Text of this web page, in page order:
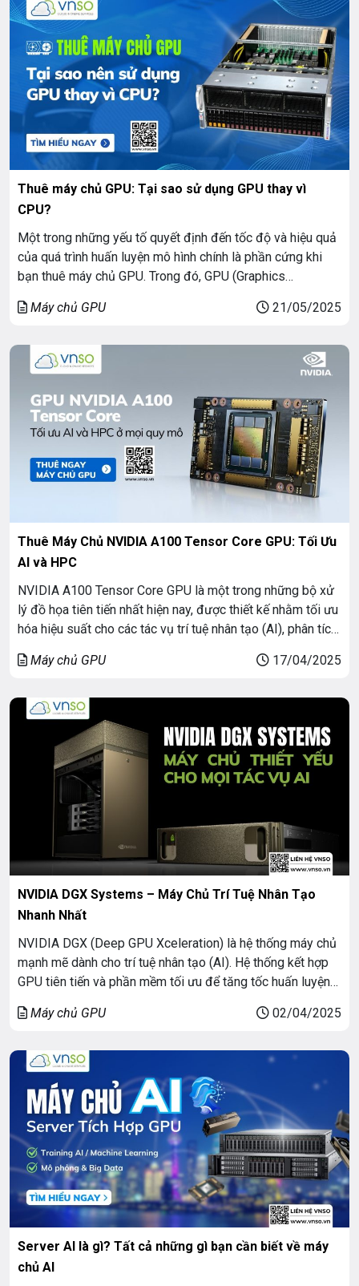
Thuê máy chủ GPU: Tại sao sử dụng GPU thay vì
CPU?
Một trong những yếu tố quyết định đến tốc độ và hiệu quả
của quá trình huấn luyện mô hình chính là phần cứng khi
bạn thuê máy chủ GPU. Trong đó, GPU (Graphics
để huấn luyện các mô hình học sâu, thay vì […]
Máy chủ GPU 21/05/2025
Thuê Máy Chủ NVIDIA A100 Tensor Core GPU: Tối Ưu
AI và HPC
NVIDIA A100 Tensor Core GPU là một trong những bộ xử
lý đồ họa tiên tiến nhất hiện nay, được thiết kế nhằm tối ưu
hóa hiệu suất cho các tác vụ trí tuệ nhân tạo (AI), phân tích
trúc Ampere, A100 […]
Máy chủ GPU 17/04/2025
NVIDIA DGX Systems – Máy Chủ Trí Tuệ Nhân Tạo
Nhanh Nhất
NVIDIA DGX (Deep GPU Xceleration) là hệ thống máy chủ
mạnh mẽ dành cho trí tuệ nhân tạo (AI). Hệ thống kết hợp
GPU tiên tiến và phần mềm tối ưu để tăng tốc huấn luyện
Deep Learning (Học sâu). Nó […]
Máy chủ GPU 02/04/2025
Server AI là gì? Tất cả những gì bạn cần biết về máy
chủ AI